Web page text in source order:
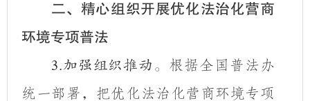
二、精心组织开展优化法治化营商
环境专项普法
3.加强组织推动。 根据全国普法办
统一部署，把优化法治化营商环境专项